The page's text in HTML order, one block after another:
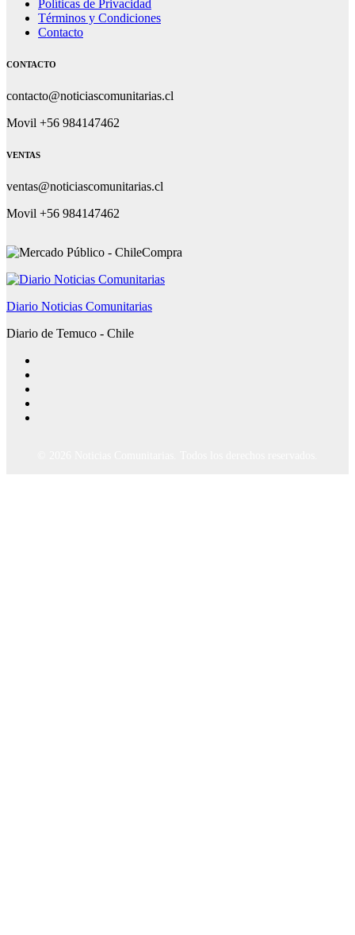
Políticas de Privacidad
Términos y Condiciones
Contacto
CONTACTO
contacto@noticiascomunitarias.cl
Movil +56 984147462
VENTAS
ventas@noticiascomunitarias.cl
Movil +56 984147462
Diario Noticias Comunitarias
Diario de Temuco - Chile